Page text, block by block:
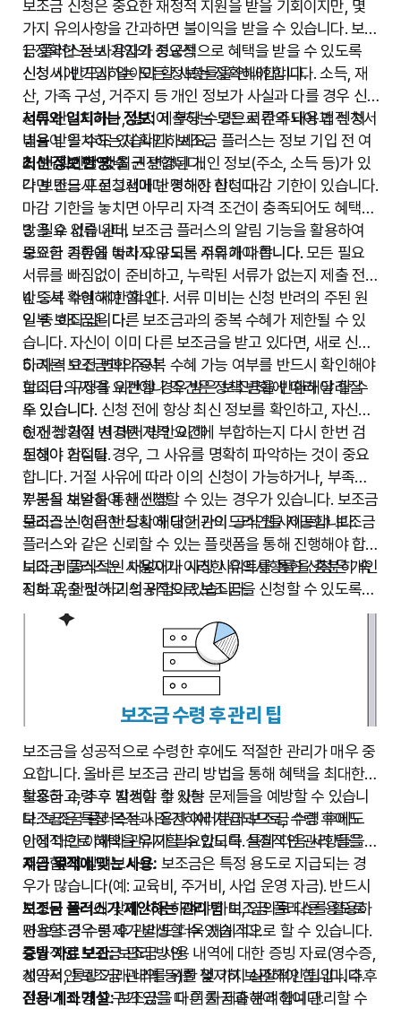
분증 사본, 소득 증명 서류, 재산 증명 서류, 가족관계증명
서, 사업자등록증 등 보조금 종류에 따라 필요한 서류가 다
를 수 있습니다. 보조금 플러스는 각 서류 발급 방법 및 유의
사항을 안내합니다.
4단계: 신청서 작성
제공된 양식에 따라 신청서를 작성합니다. 보조금 플러스는
신청서 작성 시 자주 하는 실수를 피하고 정확한 정보를 기
입할 수 있도록 예시 및 작성 팁을 제공합니다. 모든 항목을
빠짐없이 기재하는 것이 중요합니다.
5단계: 온라인 또는 방문 제출
작성된 신청서와 준비된 서류를 온라인 또는 해당 기관에
방문하여 제출합니다. 온라인 신청 시에는 시스템 오류 없이
제출되었는지 확인하고, 방문 신청 시에는 모든 서류가 완
비되었는지 제출 전 재확인합니다.
6단계: 진행 상황 추적
신청 후에는 보조금 플러스 또는 해당 기관 웹사이트를 통
해 신청 진행 상황을 주기적으로 확인합니다. 추가 서류 요
청이 있을 경우 신속하게 대응해야 합니다.
7단계: 결과 확인 및 이의 제기
심사 결과가 나오면 내용을 확인합니다. 만약 신청이 거절되
었을 경우, 거절 사유를 명확히 파악하고 필요 시 이의를 제
기할 수 있는 절차를 안내받습니다.
보조금 신청은 중요한 재정적 지원을 받을 기회이지만, 몇
가지 유의사항을 간과하면 불이익을 받을 수 있습니다. 보조
금 플러스는 사용자가 성공적으로 혜택을 받을 수 있도록
신청 시 반드시 알아야 할 사항들을 안내합니다.
1. 정확한 정보 기입의 중요성
신청서에 기입하는 모든 정보는 정확해야 합니다. 소득, 재
산, 가족 구성, 거주지 등 개인 정보가 사실과 다를 경우 신
청이 반려되거나, 심지어 부당 수령으로 간주되어 법적 처
벌을 받을 수도 있습니다. 보조금 플러스는 정보 기입 전 여
러 번 확인할 것을 권장합니다.
서류와 일치하는 정보:제출하는 모든 서류의 내용과 신청서
내용이 일치하는지 확인하세요.
최신 정보 반영:최근 변경된 개인 정보(주소, 소득 등)가 있
다면 반드시 신청서에 반영해야 합니다.
2. 마감 기한 엄수
각 보조금 프로그램마다 정해진 신청 마감 기한이 있습니다.
마감 기한을 놓치면 아무리 자격 조건이 충족되어도 혜택을
받을 수 없습니다. 보조금 플러스의 알림 기능을 활용하여
중요한 기한을 놓치지 않도록 주의해야 합니다.
3. 필요 서류 완비
보조금 종류에 따라 요구되는 서류가 다릅니다. 모든 필요
서류를 빠짐없이 준비하고, 누락된 서류가 없는지 제출 전
반드시 확인해야 합니다. 서류 미비는 신청 반려의 주된 원
인 중 하나입니다.
4. 중복 수혜 제한 확인
일부 보조금은 다른 보조금과의 중복 수혜가 제한될 수 있
습니다. 자신이 이미 다른 보조금을 받고 있다면, 새로 신청
하려는 보조금과의 중복 수혜 가능 여부를 반드시 확인해야
합니다. 규정을 위반할 경우 받은 보조금을 반환해야 할 수
도 있습니다.
5. 자격 요건 변화 주시
보조금의 자격 요건이나 조건은 정책 변화에 따라 달라질
수 있습니다. 신청 전에 항상 최신 정보를 확인하고, 자신의
현재 상황이 변경된 자격 요건에 부합하는지 다시 한번 검
토해야 합니다.
6. 신청 거절 시 대처 방안 이해
신청이 거절될 경우, 그 사유를 명확히 파악하는 것이 중요
합니다. 거절 사유에 따라 이의 신청이 가능하거나, 부족한
부분을 보완하여 재신청할 수 있는 경우가 있습니다. 보조금
플러스는 이러한 상황에 대한 가이드라인을 제공합니다.
7. 공식 채널을 통한 신청
보조금 신청은 반드시 해당 기관의 공식 웹사이트나 보조금
플러스와 같은 신뢰할 수 있는 플랫폼을 통해 진행해야 합
니다. 비공식적인 채널이나 사칭 사이트를 통한 신청은 개인
정보 유출 및 사기의 위험이 있습니다.
보조금 플러스는 사용자가 이러한 유의사항들을 충분히 숙
지하고, 안전하고 성공적으로 보조금을 신청할 수 있도록
최선을 다해 지원합니다.
보조금 수령 후 관리 팁
보조금을 성공적으로 수령한 후에도 적절한 관리가 매우 중
요합니다. 올바른 보조금 관리 방법을 통해 혜택을 최대한
활용하고, 추후 발생할 수 있는 문제들을 예방할 수 있습니
다. 보조금 플러스는 사용자 여러분이 보조금 수령 후에도
안정적으로 혜택을 유지할 수 있도록 실질적인 관리 팁을
제공합니다.
보조금 수령 후 지켜야 할 사항
보조금은 특정 목적과 조건하에 지급되므로, 수령 후에도
이에 대한 이해와 관리가 필요합니다. 특히 다음 사항들을
주의 깊게 살펴보세요.
지급 목적에 맞는 사용: 보조금은 특정 용도로 지급되는 경
우가 많습니다(예: 교육비, 주거비, 사업 운영 자금). 반드시
지정된 목적에 맞게 사용하여야 하며, 임의로 다른 용도로
사용할 경우 문제가 발생할 수 있습니다.
증빙 자료 보관:보조금 사용 내역에 대한 증빙 자료(영수증,
계약서, 통장 거래 내역 등)를 철저히 보관해야 합니다. 추후
감사나 소명 요구가 있을 때 이를 제출해야 합니다.
보조금 플러스가 제안하는 관리 팁보조금 플러스를 활용하
면 보조금 수령 후 관리도 더욱 체계적으로 할 수 있습니다.
효율적인 보조금 관리 방안
성공적인 보조금 관리를 위한 몇 가지 실질적인 팁입니다.
전용 계좌 개설:보조금을 다른 자금과 분리하여 관리할 수